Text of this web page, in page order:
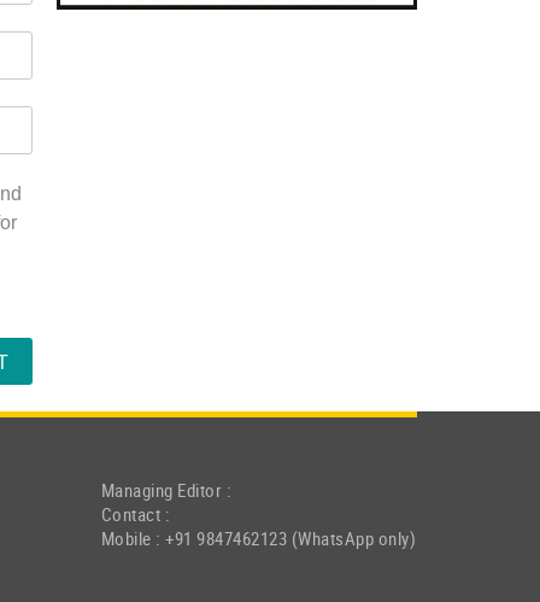
Managing Editor :
Contact :
Mobile : +91 9847462123 (WhatsApp only)